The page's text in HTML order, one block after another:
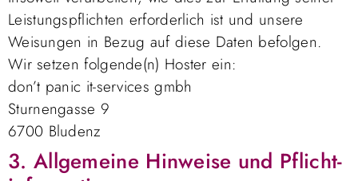
Leistungspflichten erforderlich ist und unsere
Weisungen in Bezug auf diese Daten befolgen.
Wir setzen folgende(n) Hoster ein:
don’t panic it-services gmbh
Sturnengasse 9
6700 Bludenz
3. Allgemeine Hinweise und Pflicht­